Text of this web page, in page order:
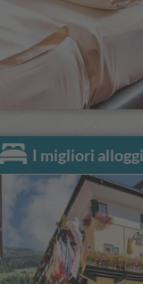
I migliori